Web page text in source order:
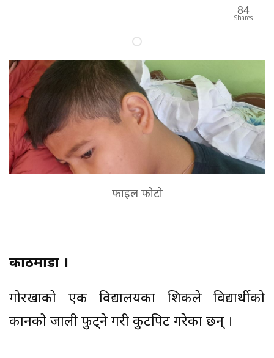
84
Shares
फाइल फोटो
काठमाडौं ।
गोरखाको एक विद्यालयका शिक्षकले विद्यार्थीको
कानको जाली फुट्ने गरी कुटपिट गरेका छन् ।